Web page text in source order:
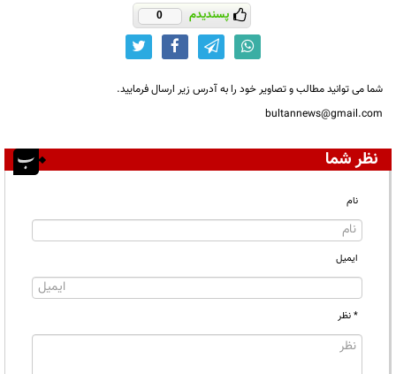
پسندیدم 0
شما می توانید مطالب و تصاویر خود را به آدرس زیر ارسال فرمایید.
bultannews@gmail.com
نظر شما
نام
ایمیل
* نظر